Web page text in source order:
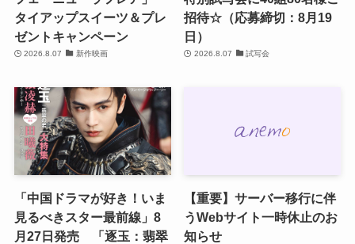
タイアップスイーツ＆プレ
ゼントキャンペーン
2026.8.07 新作映画
招待☆（応募締切：8月19
日）
2026.8.07 試写会
「中国ドラマが好き！いま
見るべきスター最前線」8
月27日発売 「逐玉：翡翠
【重要】サーバー移行に伴
うWebサイト一時休止のお
知らせ